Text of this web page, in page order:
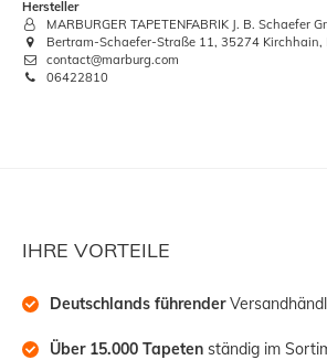
Hersteller
MARBURGER TAPETENFABRIK J. B. Schaefer
Bertram-Schaefer-Straße 11, 35274 Kirchhain,
contact@marburg.com
06422810
IHRE VORTEILE
Deutschlands führender
Über 15.000 Tapeten ständig im